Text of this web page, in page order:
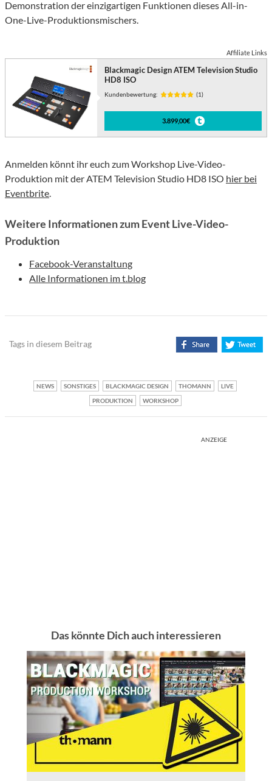
Demonstration der einzigartigen Funktionen dieses All-in-
One-Live-Produktionsmischers.
Affiliate Links
Blackmagic Design ATEM Television Studio
HD8 ISO
Kundenbewertung: (1)
3.899,00€
Anmelden könnt ihr euch zum Workshop Live-Video-
Produktion mit der ATEM Television Studio HD8 ISO hier bei
Eventbrite.
Weitere Informationen zum Event Live-Video-
Produktion
Facebook-Veranstaltung
Alle Informationen im t.blog
Tags in diesem Beitrag
NEWS SONSTIGES BLACKMAGIC DESIGN THOMANN
LIVE
PRODUKTION
WORKSHOP
ANZEIGE
Das könnte Dich auch interessieren